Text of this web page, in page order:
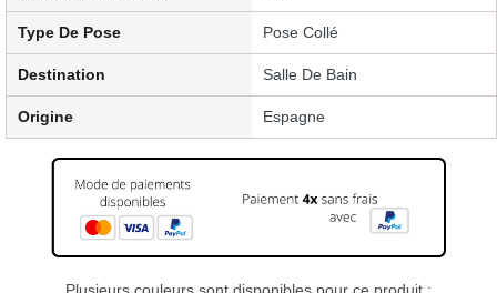
Type De Pose Pose Collé
Destination Salle De Bain
Origine Espagne
Plusieurs couleurs sont disponibles pour ce produit :